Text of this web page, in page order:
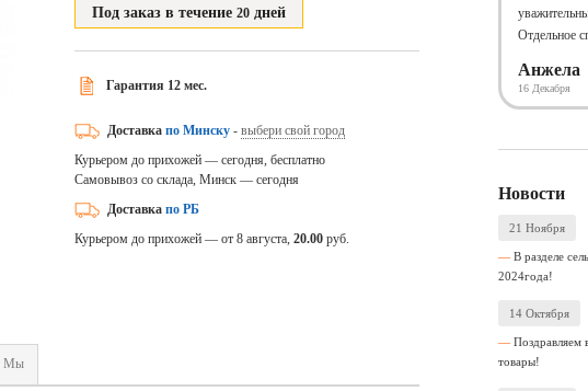
Под заказ в течение 20дней
Гарантия 12 мес.
Доставка по Минску- выбери свой город
Курьером до прихожей — сегодня, бесплатно
Самовывоз со склада, Минск — сегодня
Доставка по РБ
Курьером до прихожей — от 8 августа, 20.00 руб.
Мы
Отдельное
Анжела
16 Декабря
Новости
21 Ноября
В разделе
2024года!
14 Октября
Поздравляем
товары!